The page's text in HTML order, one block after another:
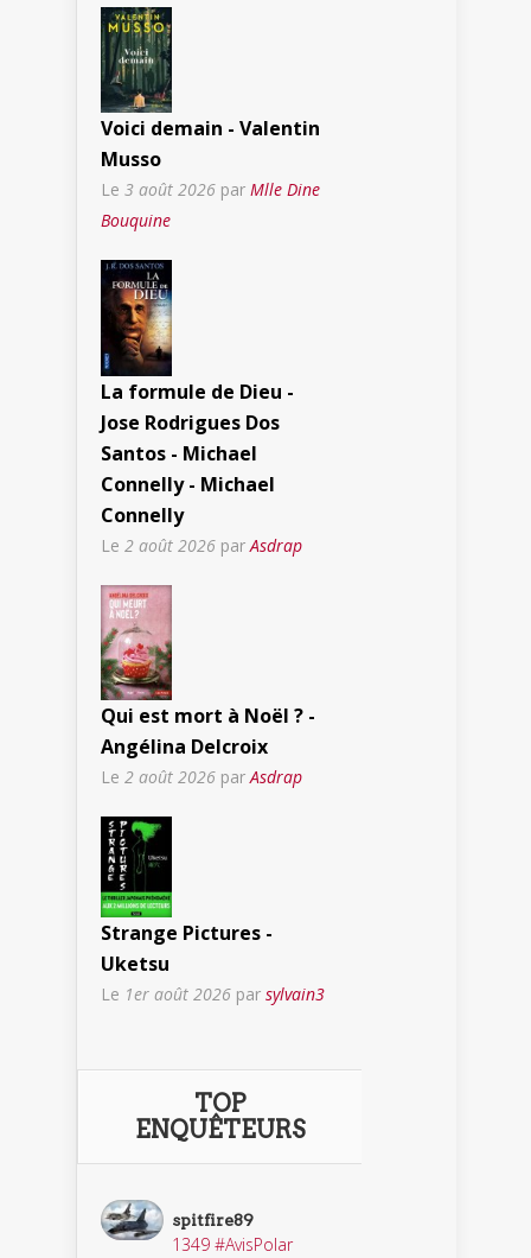
Voici demain - Valentin
Musso
Le 3 août 2026 par Mlle Dine
Bouquine
La formule de Dieu -
Jose Rodrigues Dos
Santos - Michael
Connelly - Michael
Connelly
Le 2 août 2026 parAsdrap
Qui est mort à Noël ? -
Angélina Delcroix
Le 2 août 2026 par Asdrap
Strange Pictures -
Uketsu
Le 1er août 2026 par sylvain3
TOP
ENQUÊTEURS
spitfire89
1349 #AvisPolar